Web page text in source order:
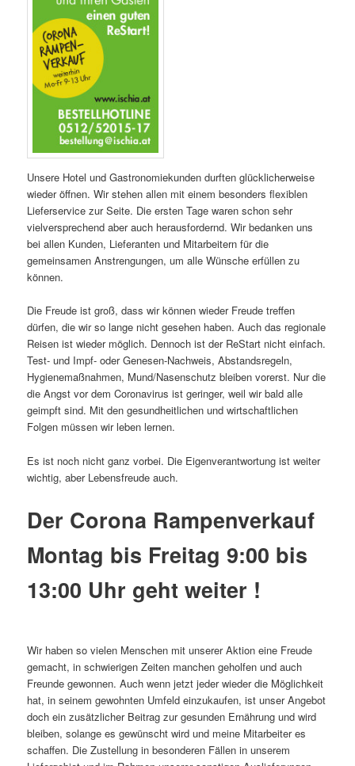
Unsere Hotel und Gastronomiekunden durften glücklicherweise
wieder öffnen. Wir stehen allen mit einem besonders flexiblen
Lieferservice zur Seite. Die ersten Tage waren schon sehr
vielversprechend aber auch herausfordernd. Wir bedanken uns
bei allen Kunden, Lieferanten und Mitarbeitern für die
gemeinsamen Anstrengungen, um alle Wünsche erfüllen zu
können.
Die Freude ist groß, dass wir können wieder Freude treffen
dürfen, die wir so lange nicht gesehen haben. Auch das regionale
Reisen ist wieder möglich. Dennoch ist der ReStart nicht einfach.
Test- und Impf- oder Genesen-Nachweis, Abstandsregeln,
Hygienemaßnahmen, Mund/Nasenschutz bleiben vorerst. Nur die
die Angst vor dem Coronavirus ist geringer, weil wir bald alle
geimpft sind. Mit den gesundheitlichen und wirtschaftlichen
Folgen müssen wir leben lernen.
Es ist noch nicht ganz vorbei. Die Eigenverantwortung ist weiter
wichtig, aber Lebensfreude auch.
Der Corona Rampenverkauf
Montag bis Freitag 9:00 bis
13:00 Uhr geht weiter !
Wir haben so vielen Menschen mit unserer Aktion eine Freude
gemacht, in schwierigen Zeiten manchen geholfen und auch
Freunde gewonnen. Auch wenn jetzt jeder wieder die Möglichkeit
hat, in seinem gewohnten Umfeld einzukaufen, ist unser Angebot
doch ein zusätzlicher Beitrag zur gesunden Ernährung und wird
bleiben, solange es gewünscht wird und meine Mitarbeiter es
schaffen. Die Zustellung in besonderen Fällen in unserem